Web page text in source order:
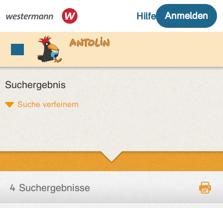
Suchergebnis
Suche verfeinern
4 Suchergebnisse